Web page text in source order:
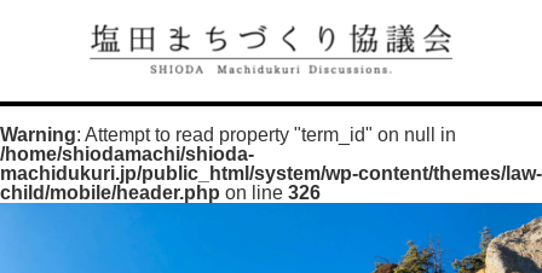
Warning: Attempt to read property "term_id" on null in
/home/shiodamachi/shioda-
machidukuri.jp/public_html/system/wp-content/themes/law-
child/mobile/header.php on line 326